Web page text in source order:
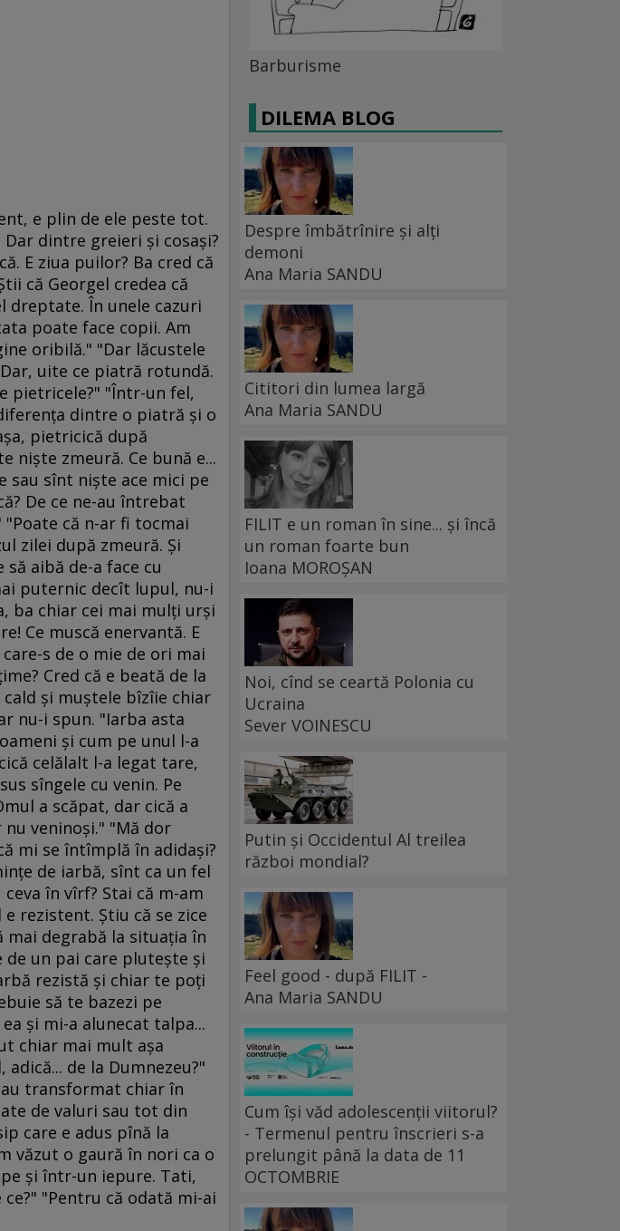
e plin de ele peste tot.
dintre greieri şi cosaşi?
E ziua puilor? Ba cred că
că Georgel credea că
dreptate. În unele cazuri
poate face copii. Am
oribilă." "Dar lăcustele
uite ce piatră rotundă.
pietricele?" "Într-un fel,
dintre o piatră şi o
pietricică după
nişte zmeură. Ce bună e...
sau sînt nişte ace mici pe
De ce ne-au întrebat
"Poate că n-ar fi tocmai
zilei după zmeură. Şi
aibă de-a face cu
puternic decît lupul, nu-i
ba chiar cei mai mulţi urşi
Ce muscă enervantă. E
s de o mie de ori mai
Cred că e beată de la
şi muştele bîzîie chiar
nu-i spun. "Iarba asta
şi cum pe unul l-a
celălalt l-a legat tare,
sîngele cu venin. Pe
a scăpat, dar cică a
veninoşi." "Mă dor
mi se întîmplă în adidaşi?
de iarbă, sînt ca un fel
în vîrf? Stai că m-am
rezistent. Ştiu că se zice
mai degrabă la situaţia în
de un pai care pluteşte şi
rezistă şi chiar te poţi
să te bazezi pe
şi mi-a alunecat talpa...
chiar mai mult aşa
de la Dumnezeu?"
transformat chiar în
de valuri sau tot din
care e adus pînă la
văzut o gaură în nori ca o
şi într-un iepure. Tati,
"Pentru că odată mi-ai
Barburisme
DILEMA BLOG
Despre îmbătrînire și alți
demoni
Ana Maria SANDU
Cititori din lumea largă
Ana Maria SANDU
FILIT e un roman în sine... și încă
un roman foarte bun
Ioana MOROȘAN
Noi, cînd se ceartă Polonia cu
Ucraina
Sever VOINESCU
Putin și Occidentul Al treilea
război mondial?
Feel good - după FILIT -
Ana Maria SANDU
Cum își văd adolescenții viitorul?
- Termenul pentru înscrieri s-a
prelungit până la data de 11
OCTOMBRIE